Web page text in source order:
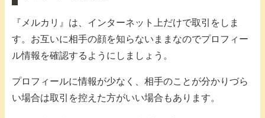
『メルカリ』は、インターネット上だけで取引をしま
す。お互いに相手の顔を知らないままなのでプロフィー
ル情報を確認するようにしましょう。
プロフィールに情報が少なく、相手のことが分かりづら
い場合は取引を控えた方がいい場合もあります。